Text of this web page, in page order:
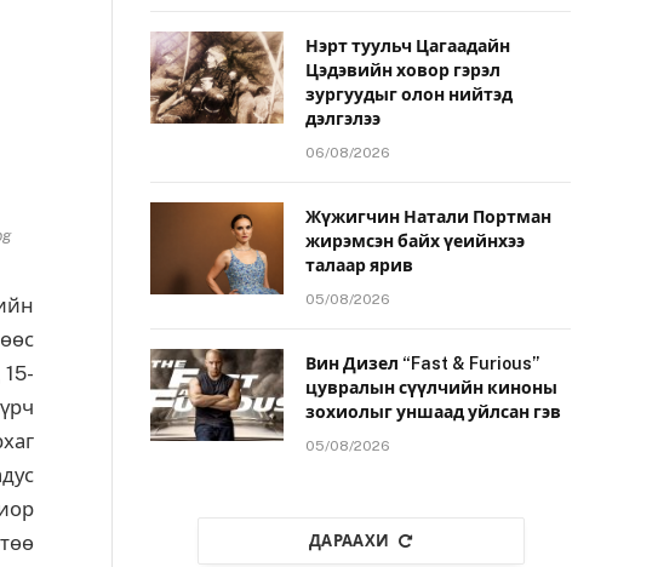
Нэрт туульч Цагаадайн
Цэдэвийн ховор гэрэл
зургуудыг олон нийтэд
дэлгэлээ
06/08/2026
Жүжигчин Натали Портман
жирэмсэн байх үеийнхээ
талаар ярив
05/08/2026
Вин Дизел “Fast & Furious”
цувралын сүүлчийн киноны
зохиолыг уншаад уйлсан гэв
05/08/2026
ДАРААХИ